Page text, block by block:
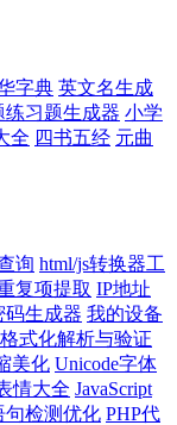
字典 英文名生成
练习题生成器 小学
全 四书五经 元曲
询 html/js转换器工
复项提取 IP地址
码生成器 我的设备
式化解析与验证
美化 Unicode字体
情大全 JavaScript
句检测优化 PHP代